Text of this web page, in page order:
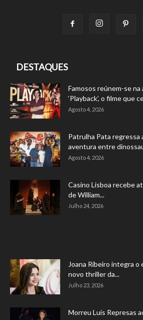
DESTAQUES
Famosos reúnem-se
‘Playback’, o filme que
Agosto 4, 2026
Patrulha Pata regressa
aventura entre
Agosto 4, 2026
Casino Lisboa recebe
de William...
Julho 24, 2026
Joana Ribeiro integra o
novo thriller da...
Julho 23, 2026
Morreu Luís Represas